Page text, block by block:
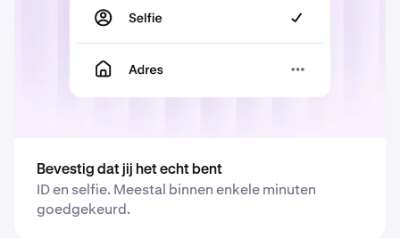
Bevestig dat jij het echt bent
ID en selfie. Meestal binnen enkele minuten
goedgekeurd.